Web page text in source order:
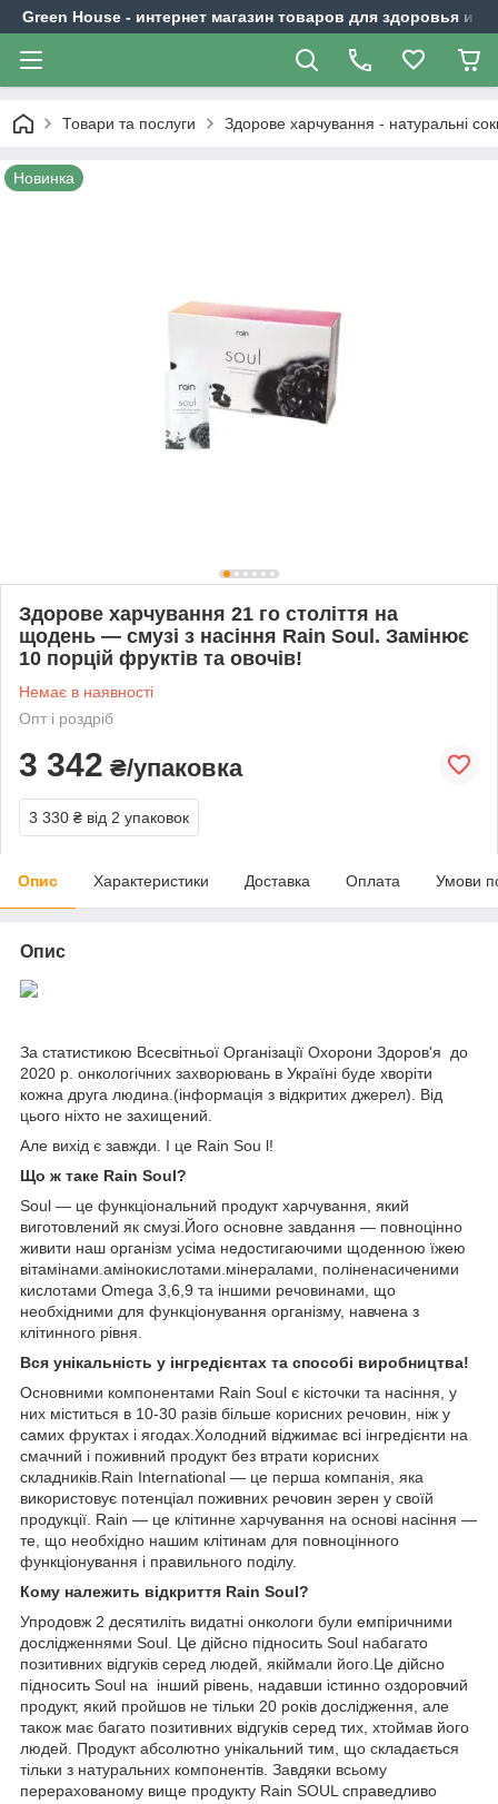
Green House - интернет магазин товаров для здоровья и
Товари та послуги Здорове харчування - натуральні
Новинка
Здорове харчування 21 го століття на
щодень — смузі з насіння Rain Soul. Замінює
10 порцій фруктів та овочів!
Немає в наявності
Опт і роздріб
3 342 ₴/упаковка
3 330 ₴ від 2 упаковок
Опис Характеристики Доставка Оплата Умови
Опис
За статистикою Всесвітньої Організації Охорони Здоров'я до
2020 р. онкологічних захворювань в Україні буде хворіти
кожна друга людина.(інформація з відкритих джерел). Від
цього ніхто не захищений.
Але вихід є завжди. І це Rain Sou l!
Що ж таке Rain Soul?
Soul — це функціональний продукт харчування, який
виготовлений як смузі.Його основне завдання — повноцінно
живити наш організм усіма недостигаючими щоденною їжею
вітамінами.амінокислотами.мінералами, поліненасиченими
кислотами Omega 3,6,9 та іншими речовинами, що
необхідними для функціонування організму, навчена з
клітинного рівня.
Вся унікальність у інгредієнтах та способі виробництва!
Основними компонентами Rain Soul є кісточки та насіння, у
них міститься в 10-30 разів більше корисних речовин, ніж у
самих фруктах і ягодах.Холодний віджимає всі інгредієнти на
смачний і поживний продукт без втрати корисних
складників.Rain International — це перша компанія, яка
використовує потенціал поживних речовин зерен у своїй
продукції. Rain — це клітинне харчування на основі насіння —
те, що необхідно нашим клітинам для повноцінного
функціонування і правильного поділу.
Кому належить відкриття Rain Soul?
Упродовж 2 десятиліть видатні онкологи були емпіричними
дослідженнями Soul. Це дійсно підносить Soul набагато
позитивних відгуків серед людей, якіймали його.Це дійсно
підносить Soul на інший рівень, надавши істинно оздоровчий
продукт, який пройшов не тільки 20 років дослідження, але
також має багато позитивних відгуків серед тих, хтоймав його
людей. Продукт абсолютно унікальний тим, що складається
тільки з натуральних компонентів. Завдяки всьому
перерахованому вище продукту Rain SOUL справедливо